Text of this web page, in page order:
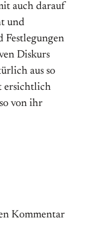
auch darauf
und
Festlegungen
Diskurs
aus so
ersichtlich
von ihr
Kommentar